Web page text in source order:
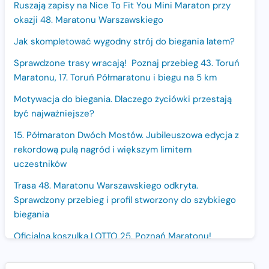
Ruszają zapisy na Nice To Fit You Mini Maraton przy
okazji 48. Maratonu Warszawskiego
Jak skompletować wygodny strój do biegania latem?
Sprawdzone trasy wracają! Poznaj przebieg 43. Toruń
Maratonu, 17. Toruń Półmaratonu i biegu na 5 km
Motywacja do biegania. Dlaczego życiówki przestają
być najważniejsze?
15. Półmaraton Dwóch Mostów. Jubileuszowa edycja z
rekordową pulą nagród i większym limitem
uczestników
Trasa 48. Maratonu Warszawskiego odkryta.
Sprawdzony przebieg i profil stworzony do szybkiego
biegania
Oficjalna koszulka LOTTO 25. Poznań Maratonu!